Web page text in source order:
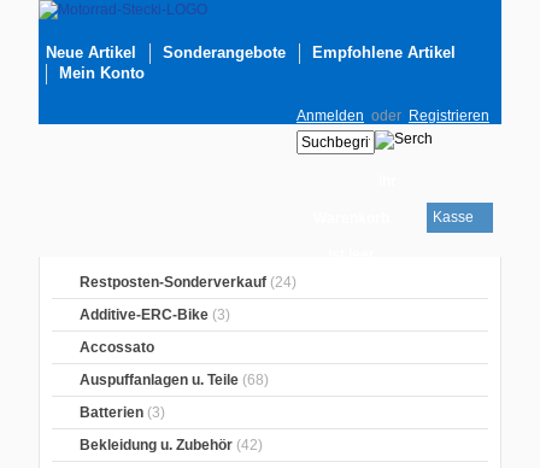
Neue Artikel Sonderangebote
Empfohlene Artikel
Mein Konto
Anmelden oder Registrieren
Kasse
Restposten-Sonderverkauf (24)
Additive-ERC-Bike (3)
Accossato
Auspuffanlagen u. Teile (68)
Batterien (3)
Bekleidung u. Zubehör (42)